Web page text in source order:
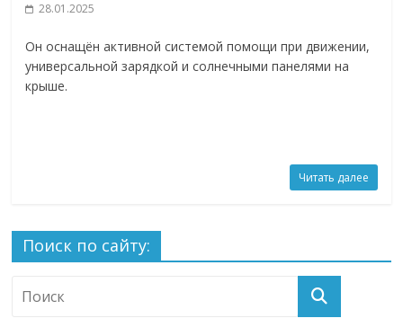
28.01.2025
Он оснащён активной системой помощи при движении,
универсальной зарядкой и солнечными панелями на
крыше.
Читать далее
Поиск по сайту: